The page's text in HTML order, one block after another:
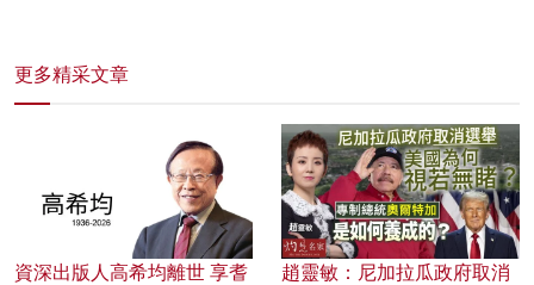
更多精采文章
資深出版人高希均離世 享耆
趙靈敏：尼加拉瓜政府取消